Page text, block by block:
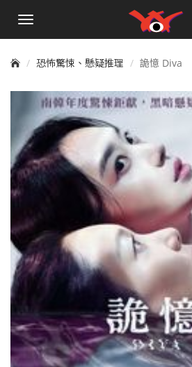
手
單
恐怖驚悚、懸疑推理 詭憶 Diva